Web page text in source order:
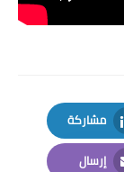
مشاركة
LinkedIn
إرسال